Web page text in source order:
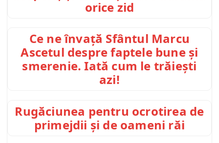
orice zid
Ce ne învață Sfântul Marcu
Ascetul despre faptele bune și
smerenie. Iată cum le trăiești
azi!
Rugăciunea pentru ocrotirea de
primejdii și de oameni răi